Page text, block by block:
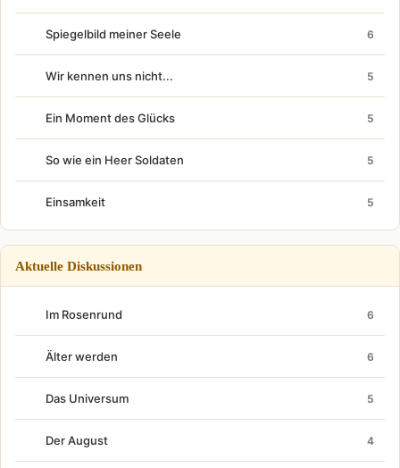
Spiegelbild meiner Seele 6
Wir kennen uns nicht... 5
Ein Moment des Glücks 5
So wie ein Heer Soldaten 5
Einsamkeit 5
Aktuelle Diskussionen
Im Rosenrund 6
Älter werden 6
Das Universum 5
Der August 4